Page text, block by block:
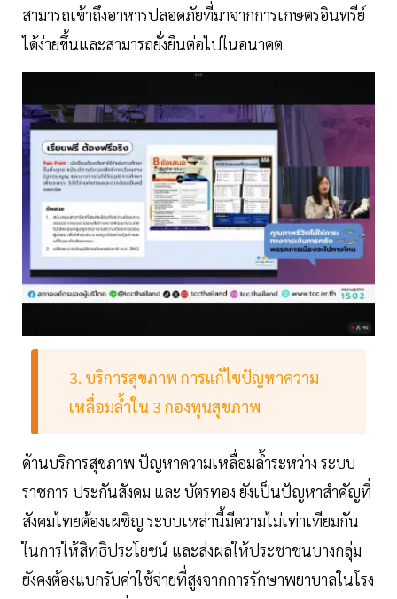
สามารถเข้าถึงอาหารปลอดภัยที่มาจากการเกษตรอินทรีย์
ได้ง่ายขึ้นและสามารถยั่งยืนต่อไปในอนาคต
3. บริการสุขภาพ การแก้ไขปัญหาความ
เหลื่อมล้ำใน 3 กองทุนสุขภาพ
ด้านบริการสุขภาพ ปัญหาความเหลื่อมล้ำระหว่าง ระบบ
ราชการ ประกันสังคม และ บัตรทอง ยังเป็นปัญหาสำคัญที่
สังคมไทยต้องเผชิญ ระบบเหล่านี้มีความไม่เท่าเทียมกัน
ในการให้สิทธิประโยชน์ และส่งผลให้ประชาชนบางกลุ่ม
ยังคงต้องแบกรับค่าใช้จ่ายที่สูงจากการรักษาพยาบาลในโรง